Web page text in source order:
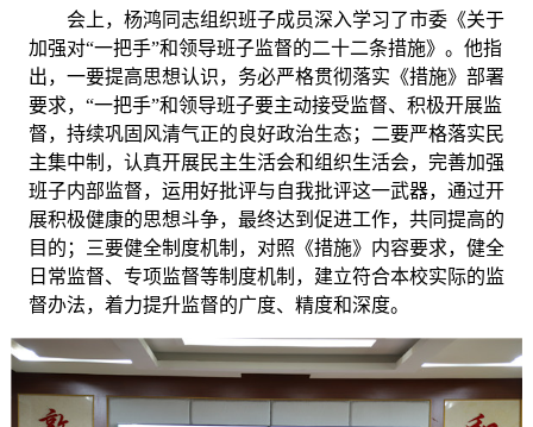
会上，杨鸿同志组织班子成员深入学习了市委《关于
加强对“一把手”和领导班子监督的二十二条措施》。他指
出， 一要提高思想认识，务必严格贯彻落实《措施》部署
要求， “一把手”和领导班子要主动接受监督、积极开展监
督，持续巩固风清气正的良好政治生态；二要严格落实民
主集中制，认真开展民主生活会和组织生活会，完善加强
班子内部监督，运用好批评与自我批评这一武器，通过开
展积极健康的思想斗争，最终达到促进工作，共同提高的
目的；三要健全制度机制，对照《措施》内容要求，健全
日常监督、专项监督等制度机制，建立符合本校实际的监
督办法，着力提升监督的广度、精度和深度。